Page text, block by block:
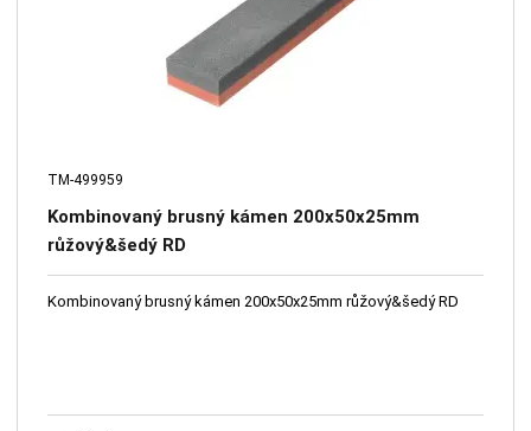
TM-499959
Kombinovaný brusný kámen 200x50x25mm
růžový&šedý RD
Kombinovaný brusný kámen 200x50x25mm růžový&šedý RD